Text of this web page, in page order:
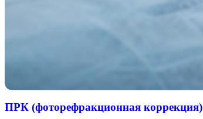
ПРК (фоторефракционная коррекция)